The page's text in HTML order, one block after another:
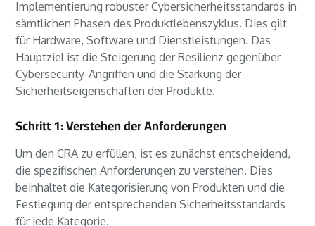
Implementierung robuster Cybersicherheitsstandards in
sämtlichen Phasen des Produktlebenszyklus. Dies gilt
für Hardware, Software und Dienstleistungen. Das
Hauptziel ist die Steigerung der Resilienz gegenüber
Cybersecurity-Angriffen und die Stärkung der
Sicherheitseigenschaften der Produkte.
Schritt 1: Verstehen der Anforderungen
Um den CRA zu erfüllen, ist es zunächst entscheidend,
die spezifischen Anforderungen zu verstehen. Dies
beinhaltet die Kategorisierung von Produkten und die
Festlegung der entsprechenden Sicherheitsstandards
für jede Kategorie.